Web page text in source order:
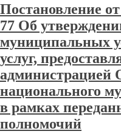
Постановление
77 Об
муниципальных
услуг,
администрацией
национального
в рамках
полномочий